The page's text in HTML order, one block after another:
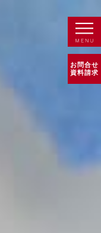
お問合せ
資料請求